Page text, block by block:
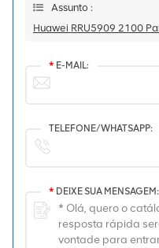
Assunto :
* E-MAIL:
TELEFONE/WHATSAPP:
* DEIXE SUA MENSAGEM: